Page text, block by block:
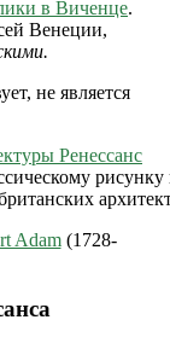
в Виченце.
Венеции,
не является
рисунку
Adam(1728-